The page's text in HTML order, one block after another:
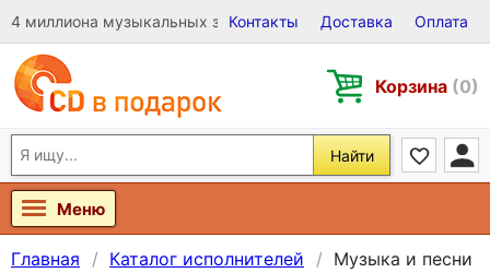
4 миллиона музыкальных записей на Виниле, CD и DVD
Контакты Доставка Оплата
Корзина (0)
Найти
Меню
Главная Каталог исполнителей
Музыка и песни